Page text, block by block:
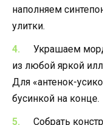
наполняем
улитки.
Украшаем
из любой яркой
Для «антенок-
бусинкой на конце.
Собрать